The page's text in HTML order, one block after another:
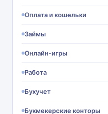
Оплата и кошельки
Займы
Онлайн-игры
Работа
Бухучет
Букмекерские конторы